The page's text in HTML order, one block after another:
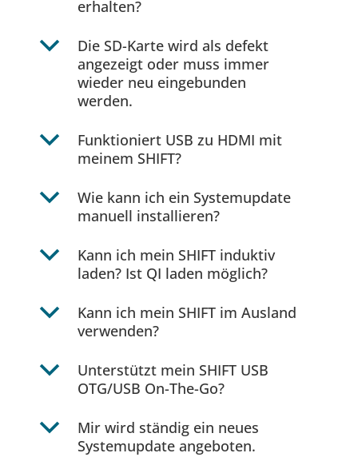
erhalten?
b
Die SD-Karte wird als defekt
angezeigt oder muss immer
wieder neu eingebunden
werden.
b
Funktioniert USB zu HDMI mit
meinem SHIFT?
b
Wie kann ich ein Systemupdate
manuell installieren?
b
Kann ich mein SHIFT induktiv
laden? Ist QI laden möglich?
b
Kann ich mein SHIFT im Ausland
verwenden?
b
Unterstützt mein SHIFT USB
OTG/USB On-The-Go?
b
Mir wird ständig ein neues
Systemupdate angeboten.